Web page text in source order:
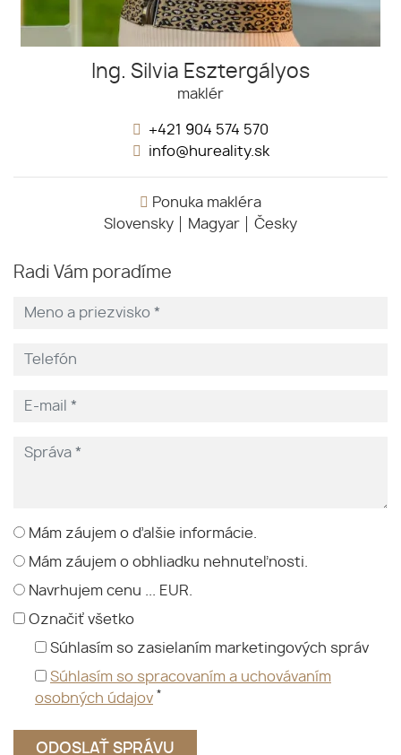
Ing. Silvia Esztergályos
maklér
+421 904 574 570
info@hureality.sk
Ponuka makléra
Slovensky
Magyar Česky
Radi Vám poradíme
Mám záujem o ďalšie informácie.
Mám záujem o obhliadku nehnuteľnosti.
Navrhujem cenu ... EUR.
Označiť všetko
Súhlasím so zasielaním marketingových správ
Súhlasím so spracovaním a uchovávaním
osobných údajov *